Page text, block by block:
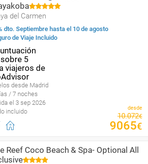
del Carmen
dto. Septiembre hasta el 10 de agosto
de Viaje Incluido
desde Madrid
/ 7 noches
el 3 sep 2026
incluido
desde
10.072€
9065€
Reef Coco Beach & Spa- Optional All